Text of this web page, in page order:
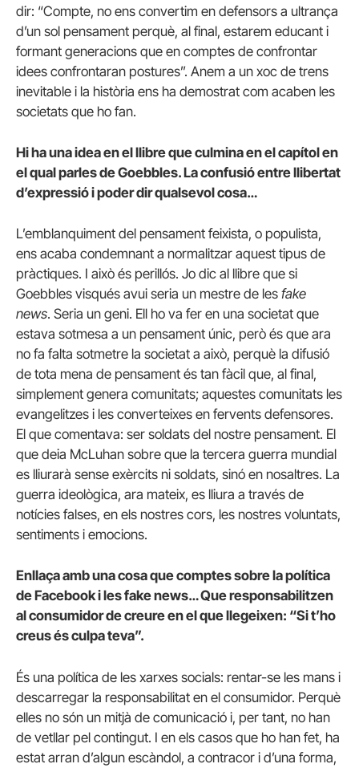
dir: “Compte, no ens convertim en defensors a ultrança
d’un sol pensament perquè, al final, estarem educant i
formant generacions que en comptes de confrontar
idees confrontaran postures”. Anem a un xoc de trens
inevitable i la història ens ha demostrat com acaben les
societats que ho fan.
Hi ha una idea en el llibre que culmina en el capítol en
el qual parles de Goebbles. La confusió entre llibertat
d’expressió i poder dir qualsevol cosa…
L’emblanquiment del pensament feixista, o populista,
ens acaba condemnant a normalitzar aquest tipus de
pràctiques. I això és perillós. Jo dic al llibre que si
Goebbles visqués avui seria un mestre de les fake
news. Seria un geni. Ell ho va fer en una societat que
estava sotmesa a un pensament únic, però és que ara
no fa falta sotmetre la societat a això, perquè la difusió
de tota mena de pensament és tan fàcil que, al final,
simplement genera comunitats; aquestes comunitats les
evangelitzes i les converteixes en fervents defensores.
El que comentava: ser soldats del nostre pensament. El
que deia McLuhan sobre que la tercera guerra mundial
es lliurarà sense exèrcits ni soldats, sinó en nosaltres. La
guerra ideològica, ara mateix, es lliura a través de
notícies falses, en els nostres cors, les nostres voluntats,
sentiments i emocions.
Enllaça amb una cosa que comptes sobre la política
de Facebook i les fake news… Que responsabilitzen
al consumidor de creure en el que llegeixen: “Si t’ho
creus és culpa teva”.
És una política de les xarxes socials: rentar-se les mans i
descarregar la responsabilitat en el consumidor. Perquè
elles no són un mitjà de comunicació i, per tant, no han
de vetllar pel contingut. I en els casos que ho han fet, ha
estat arran d’algun escàndol, a contracor i d’una forma,